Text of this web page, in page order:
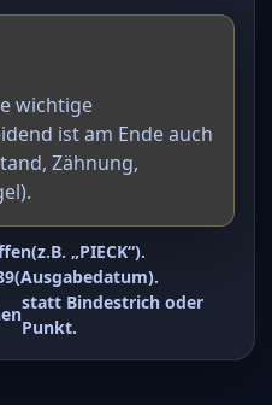
wichtige
ist am Ende auch
Zähnung,
(z.B. „PIECK“).
(Ausgabedatum).
statt Bindestrich oder
Punkt.